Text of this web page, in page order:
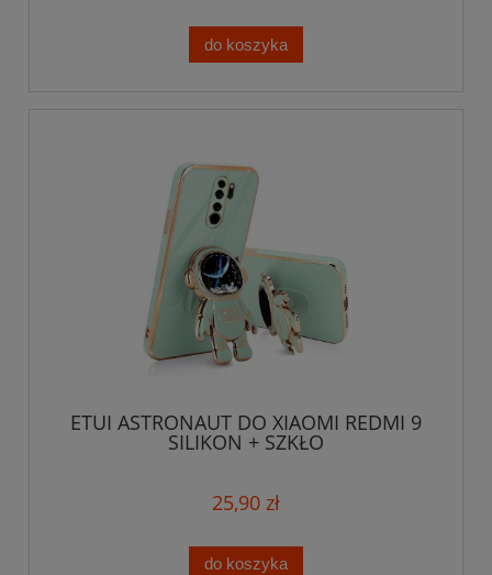
do koszyka
ETUI ASTRONAUT DO XIAOMI REDMI 9
SILIKON + SZKŁO
25,90 zł
do koszyka